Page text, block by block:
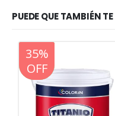
PUEDE QUE TAMBIÉN
20%
OFF